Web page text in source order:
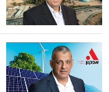
משפט
מדדים
ומחקרים